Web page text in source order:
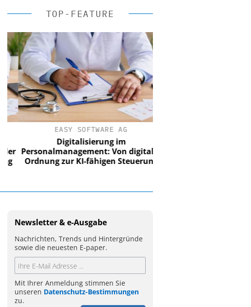
TOP-FEATURE
EASY SOFTWARE AG
Digitalisierung im
Personalmanagement: Von digitaler
Ordnung zur KI-fähigen Steuerung
Newsletter & e-Ausgabe
Nachrichten, Trends und Hintergründe
sowie die neuesten E-paper.
Mit Ihrer Anmeldung stimmen Sie
unseren Datenschutz-Bestimmungen
zu.